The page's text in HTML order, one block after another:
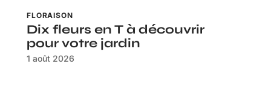
FLORAISON
Dix fleurs en T à découvrir
pour votre jardin
1 août 2026